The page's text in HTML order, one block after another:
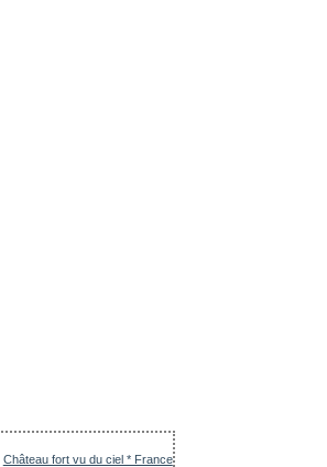
Château fort vu du ciel * France